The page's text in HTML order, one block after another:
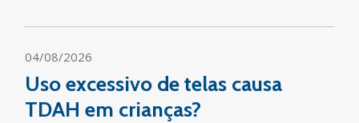
04/08/2026
Uso excessivo de telas causa
TDAH em crianças?